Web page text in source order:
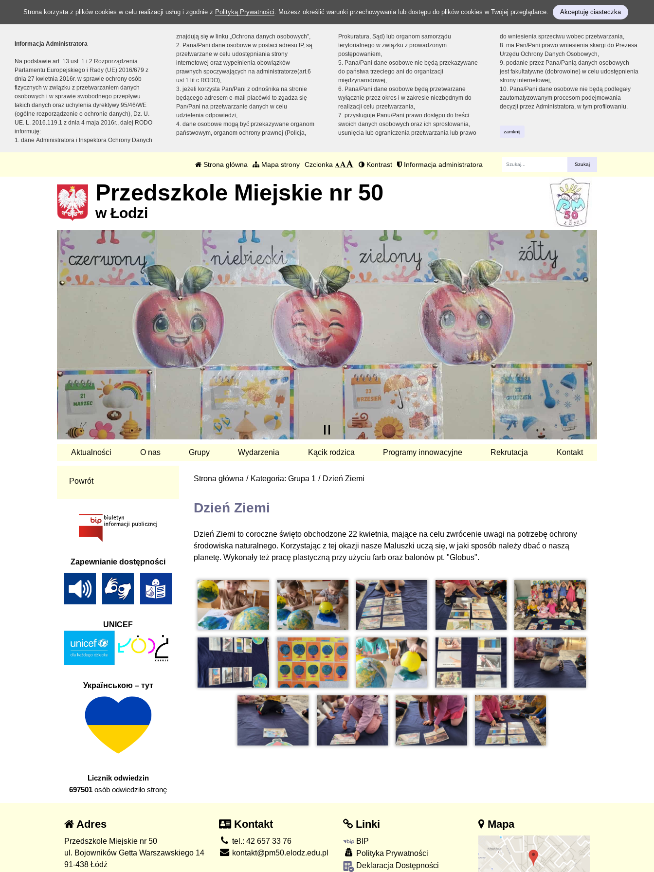
Strona korzysta z plików cookies w celu realizacji usług i zgodnie z Polityką Prywatności. Możesz określić warunki przechowywania lub dostępu do plików cookies w Twojej przeglądarce. Akceptuję ciasteczka
Informacja Administratora
Na podstawie art. 13 ust. 1 i 2 Rozporządzenia
Parlamentu Europejskiego i Rady (UE) 2016/679 z
dnia 27 kwietnia 2016r. w sprawie ochrony osób
fizycznych w związku z przetwarzaniem danych
osobowych i w sprawie swobodnego przepływu
takich danych oraz uchylenia dyrektywy 95/46/WE
(ogólne rozporządzenie o ochronie danych), Dz. U.
UE. L. 2016.119.1 z dnia 4 maja 2016r., dalej RODO
informuję:
1. dane Administratora i Inspektora Ochrony Danych
znajdują się w linku „Ochrona danych osobowych”,
2. Pana/Pani dane osobowe w postaci adresu IP, są
przetwarzane w celu udostępniania strony
internetowej oraz wypełnienia obowiązków
prawnych spoczywających na administratorze(art.6
ust.1 lit.c RODO),
3. jeżeli korzysta Pan/Pani z odnośnika na stronie
będącego adresem e-mail placówki to zgadza się
Pan/Pani na przetwarzanie danych w celu
udzielenia odpowiedzi,
4. dane osobowe mogą być przekazywane organom
państwowym, organom ochrony prawnej (Policja,
Prokuratura, Sąd) lub organom samorządu
terytorialnego w związku z prowadzonym
postępowaniem,
5. Pana/Pani dane osobowe nie będą przekazywane
do państwa trzeciego ani do organizacji
międzynarodowej,
6. Pana/Pani dane osobowe będą przetwarzane
wyłącznie przez okres i w zakresie niezbędnym do
realizacji celu przetwarzania,
7. przysługuje Panu/Pani prawo dostępu do treści
swoich danych osobowych oraz ich sprostowania,
usunięcia lub ograniczenia przetwarzania lub prawo
do wniesienia sprzeciwu wobec przetwarzania,
8. ma Pan/Pani prawo wniesienia skargi do Prezesa
Urzędu Ochrony Danych Osobowych,
9. podanie przez Pana/Panią danych osobowych
jest fakultatywne (dobrowolne) w celu udostępnienia
strony internetowej,
10. Pana/Pani dane osobowe nie będą podlegały
zautomatyzowanym procesom podejmowania
decyzji przez Administratora, w tym profilowaniu.
zamknij
Strona główna Mapa strony Czcionka Kontrast Informacja administratora
Fraza
Przedszkole Miejskie nr 50
w Łodzi
Aktualności O nas Grupy Wydarzenia Kącik rodzica Programy innowacyjne Rekrutacja Kontakt
Strona główna Kategoria: Grupa 1 Dzień Ziemi
Dzień Ziemi
Dzień Ziemi to coroczne święto obchodzone 22 kwietnia, mające na celu zwrócenie uwagi na potrzebę ochrony
środowiska naturalnego. Korzystając z tej okazji nasze Maluszki uczą się, w jaki sposób należy dbać o naszą
planetę. Wykonały też pracę plastyczną przy użyciu farb oraz balonów pt. "Globus".
Powrót
Zapewnianie dostępności
UNICEF
Українською – тут
Licznik odwiedzin
697501 osób odwiedziło stronę
Adres
Przedszkole Miejskie nr 50
ul. Bojowników Getta Warszawskiego 14
91-438 Łódź
Kontakt
tel.: 42 657 33 76
kontakt@pm50.elodz.edu.pl
Linki
BIP
Polityka Prywatności
Deklaracja Dostępności
Mapa